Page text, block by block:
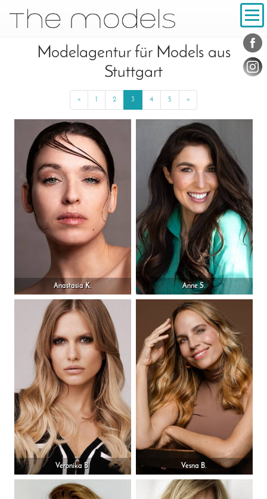
Navigation
Modelagentur für Models aus
Stuttgart
« Previous
1 2 3 4 5 »
Anastasia K. Anne S.
Veronika B. Vesna B.